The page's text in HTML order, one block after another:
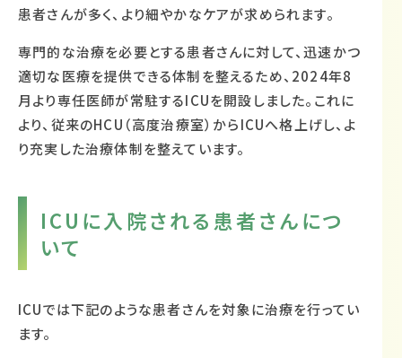
患者さんが多く、より細やかなケアが求められます。
専門的な治療を必要とする患者さんに対して、迅速かつ
適切な医療を提供できる体制を整えるため、2024年8
月より専任医師が常駐するICUを開設しました。これに
より、従来のHCU（高度治療室）からICUへ格上げし、よ
り充実した治療体制を整えています。
ICUに入院される患者さんにつ
いて
ICUでは下記のような患者さんを対象に治療を行ってい
ます。